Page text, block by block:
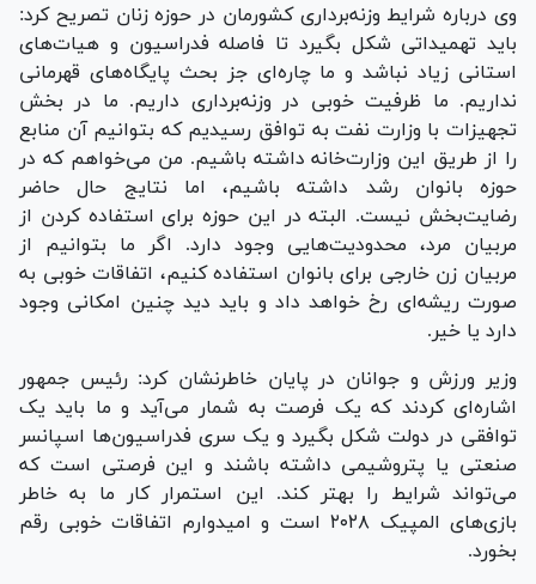
وی درباره شرایط وزنه‌برداری کشورمان در حوزه زنان تصریح کرد:
باید تهمیداتی شکل بگیرد تا فاصله فدراسیون و هیات‌های
استانی زیاد نباشد و ما چاره‌ای جز بحث پایگاه‌های قهرمانی
نداریم. ما ظرفیت خوبی در وزنه‌برداری داریم. ما در بخش
تجهیزات با وزارت نفت به توافق رسیدیم که بتوانیم آن منابع
را از طریق این وزارت‌خانه داشته باشیم. من می‌خواهم که در
حوزه بانوان رشد داشته باشیم، اما نتایج حال حاضر
رضایت‌بخش نیست. البته در این حوزه برای استفاده کردن از
مربیان مرد، محدودیت‌هایی وجود دارد. اگر ما بتوانیم از
مربیان زن خارجی برای بانوان استفاده کنیم، اتفاقات خوبی به
صورت ریشه‌ای رخ خواهد داد و باید دید چنین امکانی وجود
دارد یا خیر.
وزیر ورزش و جوانان در پایان خاطرنشان کرد: رئیس جمهور
اشاره‌ای کردند که یک فرصت به شمار می‌آید و ما باید یک
توافقی در دولت شکل بگیرد و یک سری فدراسیون‌ها اسپانسر
صنعتی یا پتروشیمی داشته باشند و این فرصتی است که
می‌تواند شرایط را بهتر کند. این استمرار کار ما به خاطر
بازی‌های المپیک ۲۰۲۸ است و امیدوارم اتفاقات خوبی رقم
بخورد.